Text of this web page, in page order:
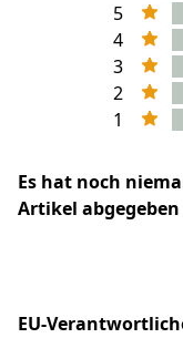
5
4
3
2
1
Es hat noch
Artikel abgegeben
EU-